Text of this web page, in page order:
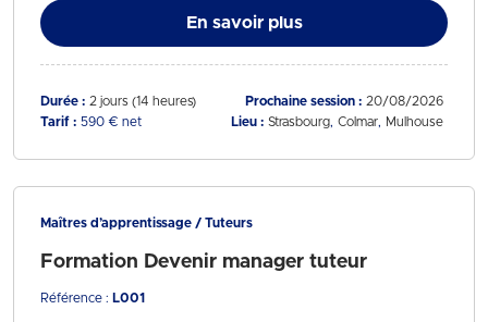
En savoir plus
Durée : 2 jours (14 heures) Prochaine session : 20/08/2026
Tarif : 590 € net Lieu : Strasbourg Colmar Mulhouse
Maîtres d’apprentissage / Tuteurs
Formation Devenir manager tuteur
Référence : L001